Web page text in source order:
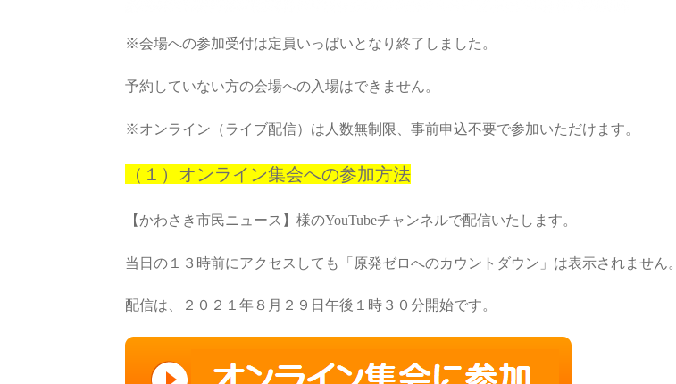
※会場への参加受付は定員いっぱいとなり終了しました。
予約していない方の会場への入場はできません。
※オンライン（ライブ配信）は人数無制限、事前申込不要で参加いただけます。
（１）オンライン集会への参加方法
【かわさき市民ニュース】様のYouTubeチャンネルで配信いたします。
当日の１３時前にアクセスしても「原発ゼロへのカウントダウン」は表示されません。
配信は、２０２１年８月２９日午後１時３０分開始です。